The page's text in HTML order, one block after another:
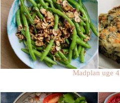
Madplan uge